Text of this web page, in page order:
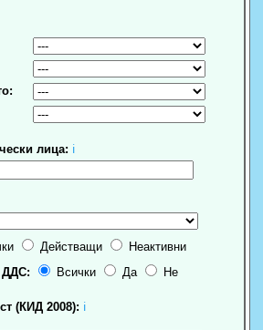
лица: ℹ
Действащи
Неактивни
ДДС:
Всички Да Не
(КИД 2008): ℹ